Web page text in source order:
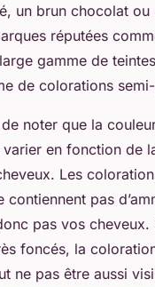
un brun chocolat ou
réputées
gamme de
de colorations
noter que la
en fonction de
Les
contiennent pas
pas vos cheveux.
foncés, la
ne pas être aussi